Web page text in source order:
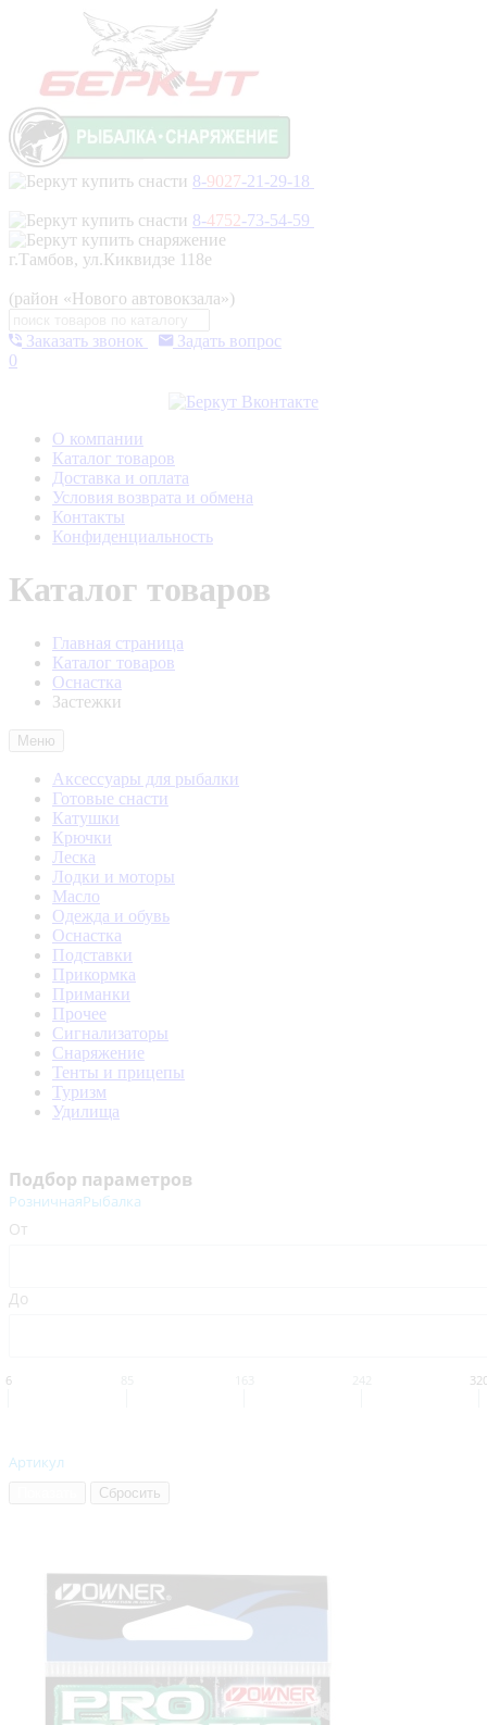
8-9027-21-29-18
8-4752-73-54-59
г.Тамбов, ул.Киквидзе 118е
(район «Нового автовокзала»)
Заказать звонок
Задать вопрос
0
О компании
Каталог товаров
Доставка и оплата
Условия возврата и обмена
Контакты
Конфиденциальность
Каталог товаров
Главная страница
Каталог товаров
Оснастка
Застежки
Меню
Аксессуары для рыбалки
Готовые снасти
Катушки
Крючки
Леска
Лодки и моторы
Масло
Одежда и обувь
Оснастка
Подставки
Прикормка
Приманки
Прочее
Сигнализаторы
Снаряжение
Тенты и прицепы
Туризм
Удилища
Подбор параметров
РозничнаяРыбалка
От
До
6
Артикул